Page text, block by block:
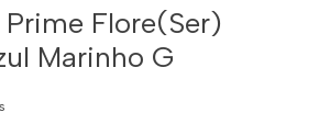
Flore(Ser)
Marinho G